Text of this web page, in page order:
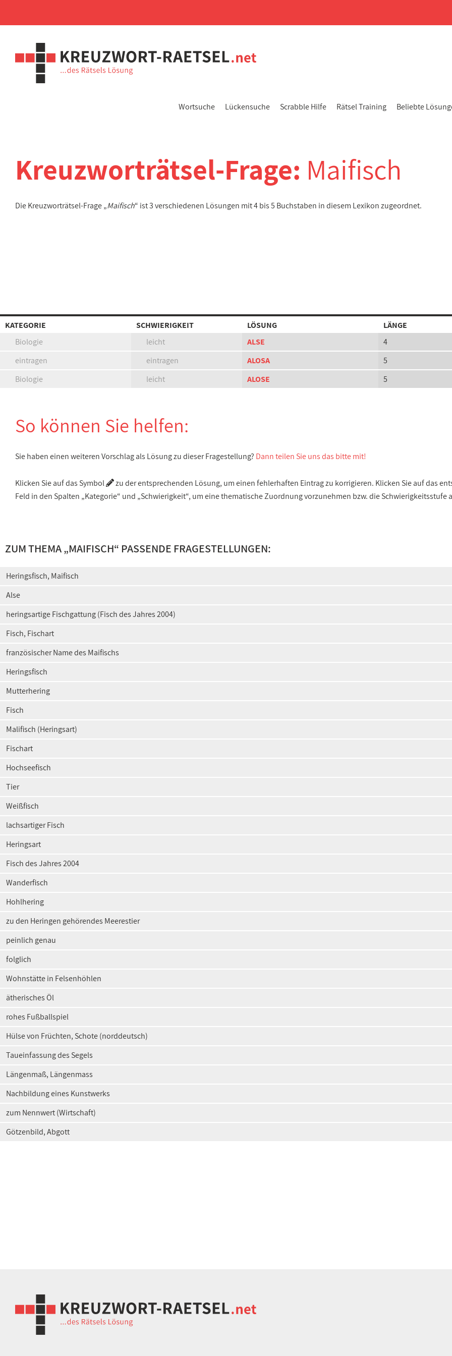
Wortsuche Lückensuche Scrabble Hilfe Rätsel Training Beliebte
Kreuzworträtsel-Frage: Maifisch
Die Kreuzworträtsel-Frage „Maifisch“ ist 3 verschiedenen Lösungen mit 4 bis 5 Buchstaben in diesem Lexikon zugeordnet.
KATEGORIE SCHWIERIGKEIT LÖSUNG
LÄNGE
Biologie
leicht ALSE
4
eintragen
eintragen ALOSA
5
Biologie
leicht ALOSE 5
So können Sie helfen:
Sie haben einen weiteren Vorschlag als Lösung zu dieser Fragestellung? Dann teilen Sie uns das bitte mit!
Klicken Sie auf das Symbol
zu der entsprechenden Lösung, um einen fehlerhaften Eintrag zu korrigieren. Klicken Sie auf das
Feld in den Spalten „Kategorie“ und „Schwierigkeit“, um eine thematische Zuordnung vorzunehmen bzw. die Schwierigkeitsstufe
ZUM THEMA „MAIFISCH“ PASSENDE FRAGESTELLUNGEN:
Heringsfisch, Maifisch
Alse
heringsartige Fischgattung (Fisch des Jahres 2004)
Fisch, Fischart
französischer Name des Maifischs
Heringsfisch
Mutterhering
Fisch
Malifisch (Heringsart)
Fischart
Hochseefisch
Tier
Weißfisch
lachsartiger Fisch
Heringsart
Fisch des Jahres 2004
Wanderfisch
Hohlhering
zu den Heringen gehörendes Meerestier
peinlich genau
folglich
Wohnstätte in Felsenhöhlen
ätherisches Öl
rohes Fußballspiel
Hülse von Früchten, Schote (norddeutsch)
Taueinfassung des Segels
Längenmaß, Längenmass
Nachbildung eines Kunstwerks
zum Nennwert (Wirtschaft)
Götzenbild, Abgott